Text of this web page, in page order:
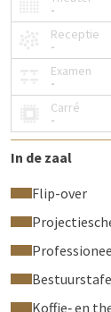
-
Receptie
-
Examen
-
Carré
-
In de zaal
Flip-over
Koffie‑ en